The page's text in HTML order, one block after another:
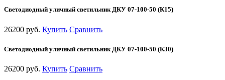
Светодиодный уличный светильник ДКУ 07-100-50 (К15)
26200 руб. Купить Сравнить
Светодиодный уличный светильник ДКУ 07-100-50 (К30)
26200 руб. Купить Сравнить